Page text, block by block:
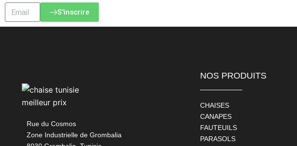
S'inscrire
Rue du Cosmos
Zone Industrielle de Grombalia
NOS PRODUITS
CHAISES
CANAPES
FAUTEUILS
PARASOLS